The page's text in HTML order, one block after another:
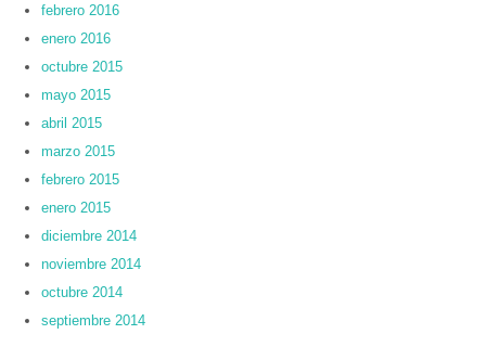
febrero 2016
enero 2016
octubre 2015
mayo 2015
abril 2015
marzo 2015
febrero 2015
enero 2015
diciembre 2014
noviembre 2014
octubre 2014
septiembre 2014